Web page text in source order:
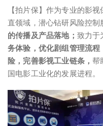
【拍片保】作为专业的影
直领域，潜心钻研风险控制
的传播及产品落地； 致力于
务体验，优化剧组管理流
险，完善影视工业链条，帮
国电影工业化的发展进程。